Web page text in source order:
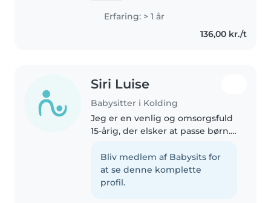
og ansvarlig. Jeg går til sport, så
jeg er vant til at være aktiv og
Erfaring: > 1 år
136,00 kr./t
Siri Luise
Babysitter i Kolding
Jeg er en venlig og omsorgsfuld
15-årig, der elsker at passe børn.
passe små børn, og jeg er meget
sjov og kreativ. Jeg er godt til at
tegne, lave håndværk..
Bliv medlem af Babysits for
at se denne komplette
profil.